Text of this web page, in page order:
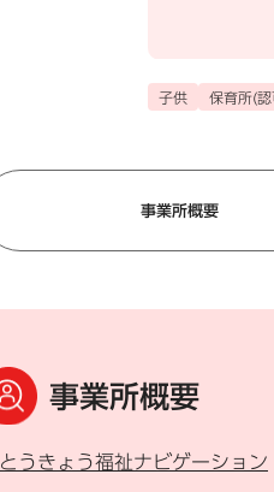
子供 保育所(
事業所概要
事業所概要
とうきょう福祉ナビゲーション